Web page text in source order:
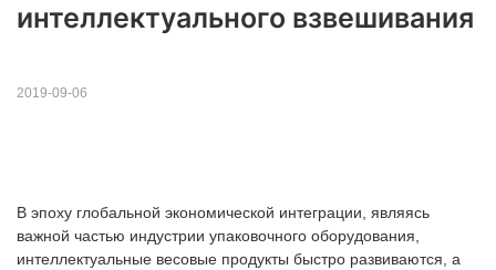
интеллектуального взвешивания
2019-09-06
В эпоху глобальной экономической интеграции, являясь
важной частью индустрии упаковочного оборудования,
интеллектуальные весовые продукты быстро развиваются, а